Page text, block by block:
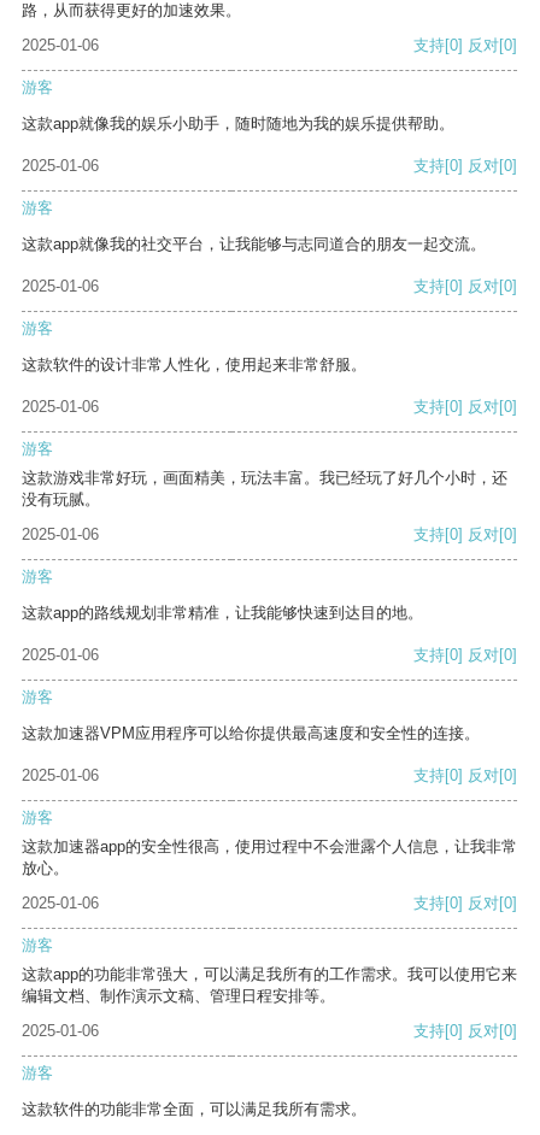
路，从而获得更好的加速效果。
2025-01-06
支持[0] 反对[0]
游客
这款app就像我的娱乐小助手，随时随地为我的娱乐提供帮助。
2025-01-06 支持[0] 反对[0]
游客
这款app就像我的社交平台，让我能够与志同道合的朋友一起交流。
2025-01-06 支持[0] 反对[0]
游客
这款软件的设计非常人性化，使用起来非常舒服。
2025-01-06 支持[0] 反对[0]
游客
这款游戏非常好玩，画面精美，玩法丰富。我已经玩了好几个小时，还
没有玩腻。
2025-01-06
支持[0] 反对[0]
游客
这款app的路线规划非常精准，让我能够快速到达目的地。
2025-01-06 支持[0] 反对[0]
游客
这款加速器VPM应用程序可以给你提供最高速度和安全性的连接。
2025-01-06 支持[0] 反对[0]
游客
这款加速器app的安全性很高，使用过程中不会泄露个人信息，让我非常
放心。
2025-01-06
支持[0] 反对[0]
游客
这款app的功能非常强大，可以满足我所有的工作需求。我可以使用它来
编辑文档、制作演示文稿、管理日程安排等。
2025-01-06
支持[0] 反对[0]
游客
这款软件的功能非常全面，可以满足我所有需求。